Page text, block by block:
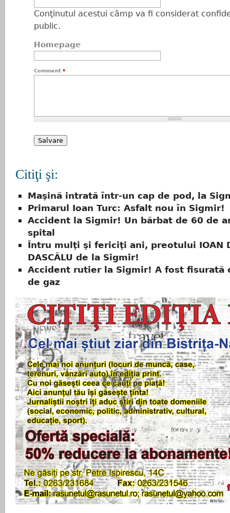
Conţinutul acestui câmp va fi considerat
public.
Homepage
Comment *
Citiţi şi:
Maşină intrată într-un cap de pod, la
Primarul Ioan Turc: Asfalt nou în Sigmir!
Accident la Sigmir! Un bărbat de 60 de
spital
Întru mulţi şi fericiţi ani, preotului IOAN
DASCĂLU de la Sigmir!
Accident rutier la Sigmir! A fost fisurată
de gaz